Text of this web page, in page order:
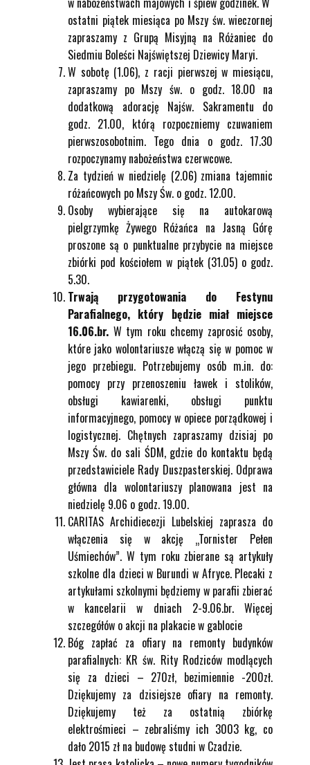
ostatni piątek miesiąca po Mszy św. wieczornej
zapraszamy z Grupą Misyjną na Różaniec do
Siedmiu Boleści Najświętszej Dziewicy Maryi.
W sobotę (1.06), z racji pierwszej w miesiącu,
zapraszamy po Mszy św. o godz. 18.00 na
dodatkową adorację Najśw. Sakramentu do
godz. 21.00, którą rozpoczniemy czuwaniem
pierwszosobotnim. Tego dnia o godz. 17.30
rozpoczynamy nabożeństwa czerwcowe.
Za tydzień w niedzielę (2.06) zmiana tajemnic
różańcowych po Mszy Św. o godz. 12.00.
Osoby wybierające się na autokarową
pielgrzymkę Żywego Różańca na Jasną Górę
proszone są o punktualne przybycie na miejsce
zbiórki pod kościołem w piątek (31.05) o godz.
5.30.
Trwają przygotowania do Festynu
Parafialnego, który będzie miał miejsce
16.06.br. W tym roku chcemy zaprosić osoby,
które jako wolontariusze włączą się w pomoc w
jego przebiegu. Potrzebujemy osób m.in. do:
pomocy przy przenoszeniu ławek i stolików,
obsługi kawiarenki, obsługi punktu
informacyjnego, pomocy w opiece porządkowej i
logistycznej. Chętnych zapraszamy dzisiaj po
Mszy Św. do sali ŚDM, gdzie do kontaktu będą
przedstawiciele Rady Duszpasterskiej. Odprawa
główna dla wolontariuszy planowana jest na
niedzielę 9.06 o godz. 19.00.
CARITAS Archidiecezji Lubelskiej zaprasza do
włączenia się w akcję „Tornister Pełen
Uśmiechów”. W tym roku zbierane są artykuły
szkolne dla dzieci w Burundi w Afryce. Plecaki z
artykułami szkolnymi będziemy w parafii zbierać
w kancelarii w dniach 2-9.06.br. Więcej
szczegółów o akcji na plakacie w gablocie
Bóg zapłać za ofiary na remonty budynków
parafialnych: KR św. Rity Rodziców modlących
się za dzieci – 270zł, bezimiennie -200zł.
Dziękujemy za dzisiejsze ofiary na remonty.
Dziękujemy też za ostatnią zbiórkę
elektrośmieci – zebraliśmy ich 3003 kg, co
dało 2015 zł na budowę studni w Czadzie.